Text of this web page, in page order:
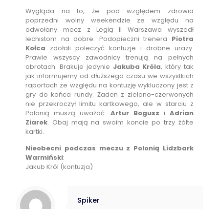
Wygląda na to, że pod względem zdrowia
poprzedni wolny weekendzie ze względu na
odwołany mecz z Legią II Warszawa wyszedł
lechistom na dobre. Podopieczni trenera Piotra
Kołca zdołali poleczyć kontuzje i drobne urazy.
Prawie wszyscy zawodnicy trenują na pełnych
obrotach. Brakuje jedynie Jakuba Króla, który tak
jak informujemy od dłuższego czasu we wszystkich
raportach ze względu na kontuzję wykluczony jest z
gry do końca rundy. Żaden z zielono-czerwonych
nie przekroczył limitu kartkowego, ale w starciu z
Polonią muszą uważać: Artur Bogusz i Adrian
Ziarek. Obaj mają na swoim koncie po trzy żółte
kartki.
Nieobecni podczas meczu z Polonią Lidzbark
Warmiński:
Jakub Król (kontuzja)
Spiker